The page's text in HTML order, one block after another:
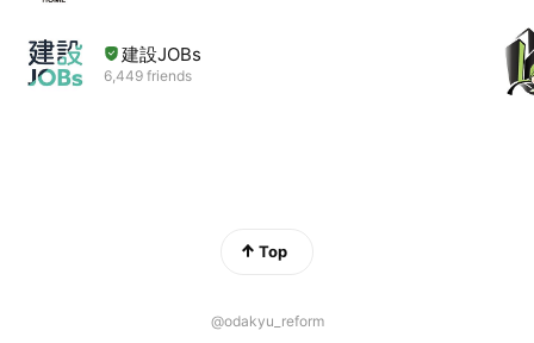
建設JOBs
6,449 friends
Top
@odakyu_reform